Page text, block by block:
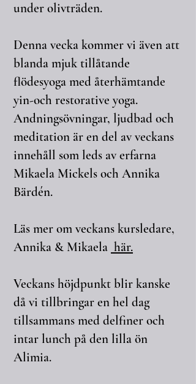
under olivträden.
Denna vecka kommer vi även att
blanda mjuk tillåtande
flödesyoga med återhämtande
yin-och restorative yoga.
Andningsövningar, ljudbad och
meditation är en del av veckans
innehåll som leds av erfarna
Mikaela Mickels och Annika
Bärdén.
Läs mer om veckans kursledare,
Annika & Mikaela här.
Veckans höjdpunkt blir kanske
då vi tillbringar en hel dag
tillsammans med delfiner och
intar lunch på den lilla ön
Alimia.